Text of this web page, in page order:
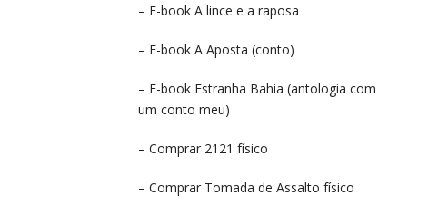
– E-book A lince e a raposa
– E-book A Aposta (conto)
– E-book Estranha Bahia (antologia com
um conto meu)
– Comprar 2121 físico
– Comprar Tomada de Assalto físico